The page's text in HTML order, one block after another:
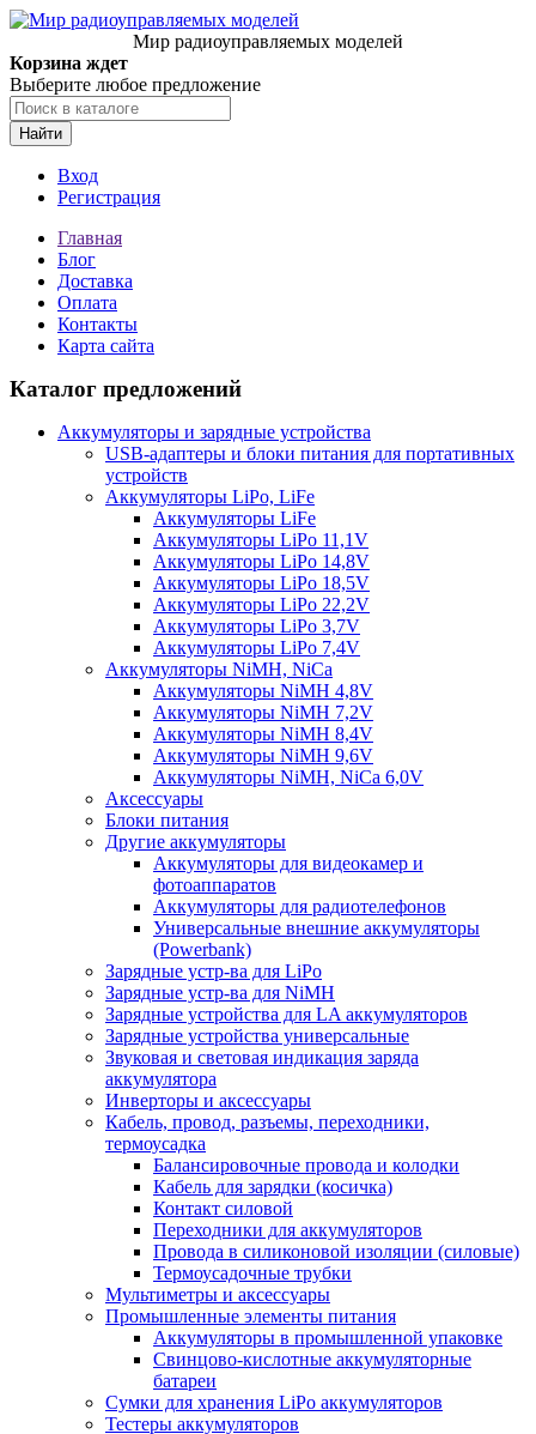
Мир радиоуправляемых моделей
Корзина ждет
Выберите любое предложение
Найти
Вход
Регистрация
Главная
Блог
Доставка
Оплата
Контакты
Карта сайта
Каталог предложений
Аккумуляторы и зарядные устройства
USB-адаптеры и блоки питания для портативных
устройств
Аккумуляторы LiPo, LiFe
Аккумуляторы LiFe
Аккумуляторы LiPo 11,1V
Аккумуляторы LiPo 14,8V
Аккумуляторы LiPo 18,5V
Аккумуляторы LiPo 22,2V
Аккумуляторы LiPo 3,7V
Аккумуляторы LiPo 7,4V
Аккумуляторы NiMH, NiCa
Аккумуляторы NiMH 4,8V
Аккумуляторы NiMH 7,2V
Аккумуляторы NiMH 8,4V
Аккумуляторы NiMH 9,6V
Аккумуляторы NiMH, NiCa 6,0V
Аксессуары
Блоки питания
Другие аккумуляторы
Аккумуляторы для видеокамер и
фотоаппаратов
Аккумуляторы для радиотелефонов
Универсальные внешние аккумуляторы
(Powerbank)
Зарядные устр-ва для LiPo
Зарядные устр-ва для NiMH
Зарядные устройства для LA аккумуляторов
Зарядные устройства универсальные
Звуковая и световая индикация заряда
аккумулятора
Инверторы и аксессуары
Кабель, провод, разъемы, переходники,
термоусадка
Балансировочные провода и колодки
Кабель для зарядки (косичка)
Контакт силовой
Переходники для аккумуляторов
Провода в силиконовой изоляции (силовые)
Термоусадочные трубки
Мультиметры и аксессуары
Промышленные элементы питания
Аккумуляторы в промышленной упаковке
Свинцово-кислотные аккумуляторные
батареи
Сумки для хранения LiPo аккумуляторов
Тестеры аккумуляторов